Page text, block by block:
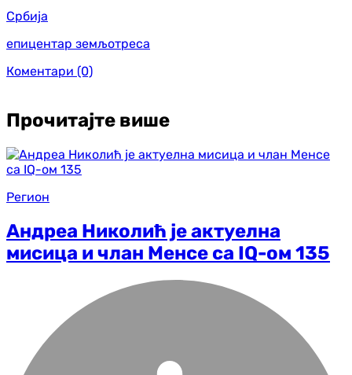
Србија
епицентар земљотреса
Коментари (0)
Прочитајте више
Регион
Андреа Николић је актуелна
мисица и члан Менсе са IQ-ом 135